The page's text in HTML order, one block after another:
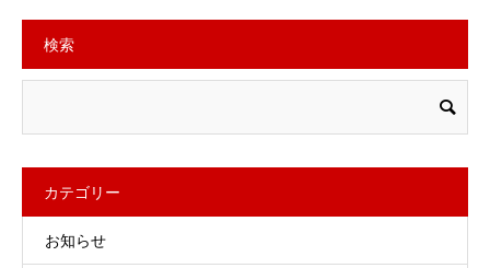
検索
カテゴリー
お知らせ